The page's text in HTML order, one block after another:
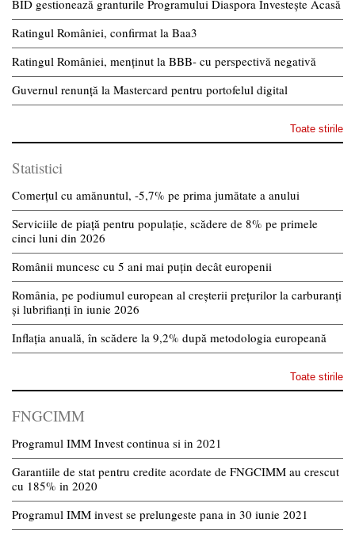
BID gestionează granturile Programului Diaspora Investește Acasă
Ratingul României, confirmat la Baa3
Ratingul României, menținut la BBB- cu perspectivă negativă
Guvernul renunță la Mastercard pentru portofelul digital
Toate stirile
Statistici
Comerțul cu amănuntul, -5,7% pe prima jumătate a anului
Serviciile de piață pentru populație, scădere de 8% pe primele
cinci luni din 2026
Românii muncesc cu 5 ani mai puțin decât europenii
România, pe podiumul european al creșterii prețurilor la carburanți
și lubrifianți în iunie 2026
Inflația anuală, în scădere la 9,2% după metodologia europeană
Toate stirile
FNGCIMM
Programul IMM Invest continua si in 2021
Garantiile de stat pentru credite acordate de FNGCIMM au crescut
cu 185% in 2020
Programul IMM invest se prelungeste pana in 30 iunie 2021